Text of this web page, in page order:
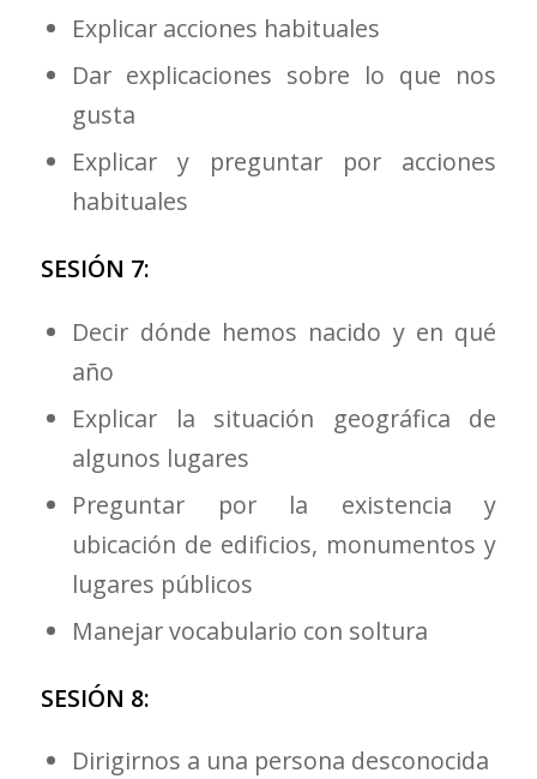
Explicar acciones habituales
Dar explicaciones sobre lo que nos
gusta
Explicar y preguntar por acciones
habituales
SESIÓN 7:
Decir dónde hemos nacido y en qué
año
Explicar la situación geográfica de
algunos lugares
Preguntar por la existencia y
ubicación de edificios, monumentos y
lugares públicos
Manejar vocabulario con soltura
SESIÓN 8:
Dirigirnos a una persona desconocida